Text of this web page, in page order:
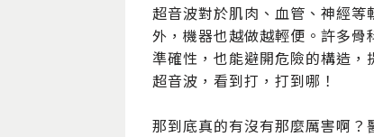
超音波對於肌肉、血管、神經
外，機器也越做越輕便。許多
準確性，也能避開危險的構造
超音波，看到打，打到哪！
那到底真的有沒有那麼厲害啊？